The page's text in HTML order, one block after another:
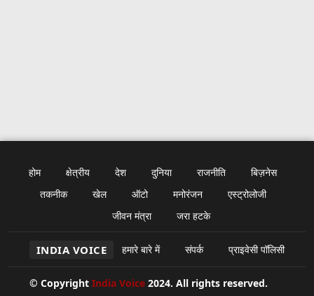
होम क्षेत्रीय देश दुनिया राजनीति
बिज़नेस
तकनीक
खेल ऑटो मनोरंजन
एस्ट्रोलोजी
जीवन मंत्रा
जरा हटके
INDIA VOICE हमारे बारे में संपर्क प्राइवेसी पॉलिसी
© Copyright India Voice 2024. All rights reserved.